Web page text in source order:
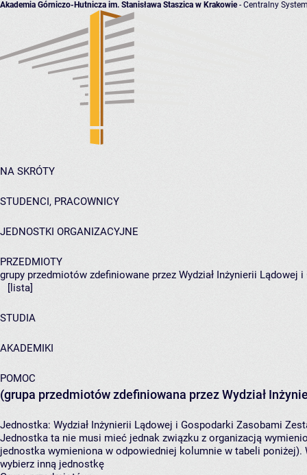
Akademia Górniczo-Hutnicza im. Stanisława Staszica w Krakowie- Centralny
NA SKRÓTY
STUDENCI, PRACOWNICY
JEDNOSTKI ORGANIZACYJNE
PRZEDMIOTY
grupy przedmiotów zdefiniowane przez Wydział Inżynierii Lądowej
[lista]
STUDIA
AKADEMIKI
POMOC
(grupa przedmiotów zdefiniowana przez Wydział
Jednostka: Wydział Inżynierii Lądowej i Gospodarki Zasobami
Jednostka ta nie musi mieć jednak związku z organizacją
jednostka wymieniona w odpowiedniej kolumnie w tabeli
wybierz inną jednostkę